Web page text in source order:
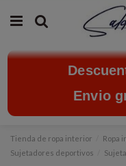
Envio
Tienda de ropa interior Ropa
Sujetadores deportivos